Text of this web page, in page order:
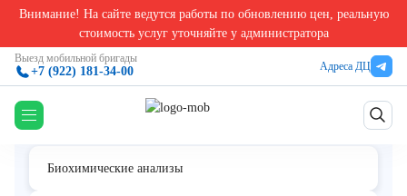
Внимание! На сайте ведутся работы по обновлению цен, реальную
стоимость услуг уточняйте у администратора
Выезд мобильной бригады
+7 (922) 181-34-00 Адреса ДЦ
Биохимические анализы в Екатеринбурге Кадмий в волосах
Кадмий в волосах
Биохимические анализы